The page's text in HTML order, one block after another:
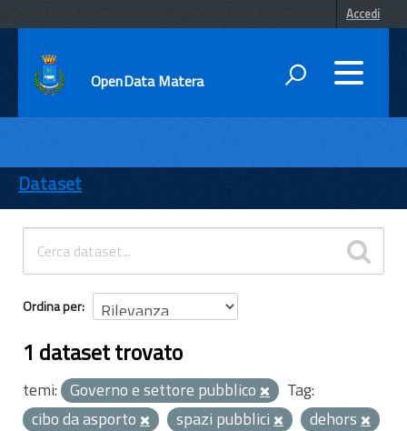
Accedi
OpenData Matera
ENTI
TEMI
INFORMAZIONI
Dataset
Ordina per
1 dataset trovato
temi: Governo e settore pubblico
Tag:
cibo da asporto
spazi pubblici
dehors